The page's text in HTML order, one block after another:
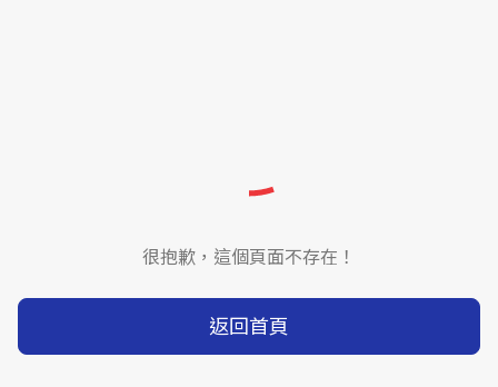
很抱歉，這個頁面不存在！
返回首頁